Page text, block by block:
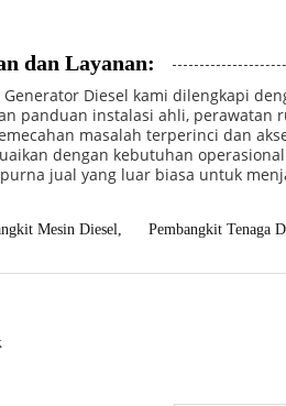
dan Layanan:
Generator Diesel kami dilengkapi
panduan instalasi ahli, perawatan
masalah terperinci dan
dengan kebutuhan
jual yang luar biasa untuk
Mesin Diesel, Pembangkit Tenaga